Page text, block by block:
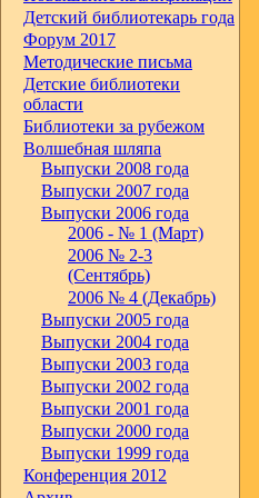
Детский библиотекарь года
Форум 2017
Методические письма
Детские библиотеки
области
Библиотеки за рубежом
Волшебная шляпа
Выпуски 2008 года
Выпуски 2007 года
Выпуски 2006 года
2006 - № 1 (Март)
2006 № 2-3
(Сентябрь)
2006 № 4 (Декабрь)
Выпуски 2005 года
Выпуски 2004 года
Выпуски 2003 года
Выпуски 2002 года
Выпуски 2001 года
Выпуски 2000 года
Выпуски 1999 года
Конференция 2012